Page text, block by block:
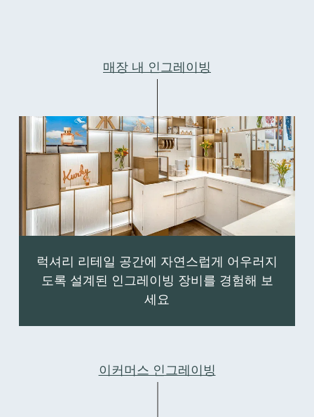
럭셔리 리테일 공간에 자연스럽게 어우러지
도록 설계된 인그레이빙 장비를 경험해 보
세요
매장 내 인그레이빙
이커머스 인그레이빙